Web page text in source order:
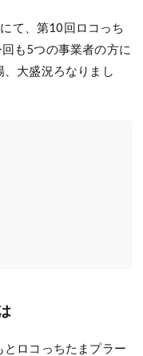
て、第10回ロコっち
も5つの事業者の方に
大盛況ろなりまし
ロコっちたまプラー